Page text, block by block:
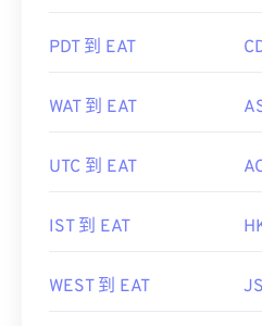
PDT 到 EAT
WAT 到 EAT
UTC 到 EAT
IST 到 EAT
WEST 到 EAT